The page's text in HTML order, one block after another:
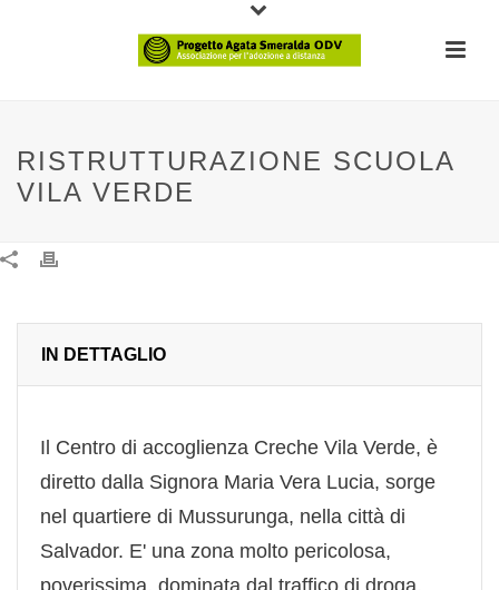
RISTRUTTURAZIONE SCUOLA
VILA VERDE
IN DETTAGLIO
Il Centro di accoglienza Creche Vila Verde, è
diretto dalla Signora Maria Vera Lucia, sorge
nel quartiere di Mussurunga, nella città di
Salvador. E' una zona molto pericolosa,
poverissima, dominata dal traffico di droga,